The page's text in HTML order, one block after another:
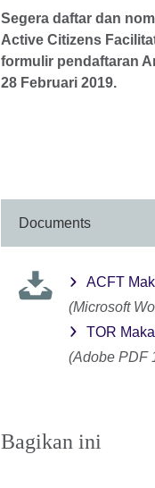
Segera daftar dan
Active Citizens
formulir pendaftaran
28 Februari 2019.
Documents
ACFT
(Microsoft
TOR
(Adobe PDF
Bagikan ini